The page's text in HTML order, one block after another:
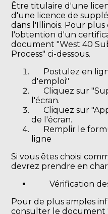
Être titulaire d'une
d'une licence de
dans l'Illinois. Pour
l'obtention d'un
document "West 40
Process" ci-dessous.
Postulez en
d'emploi"
Cliquez sur
l'écran.
Cliquez sur
de l'écran.
Remplir le
ligne
Si vous êtes choisi
devrez prendre en
Vérification
Pour de plus amples
consulter le document